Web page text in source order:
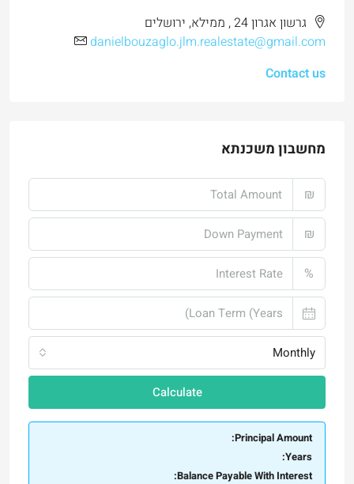
גרשון אגרון 24 , ממילא, ירושלים
danielbouzaglo.jlm.realestate@gmail.com
Contact us
מחשבון משכנתא
₪
₪
%
Monthly
Calculate
Principal Amount:
Years:
Balance Payable With Interest: